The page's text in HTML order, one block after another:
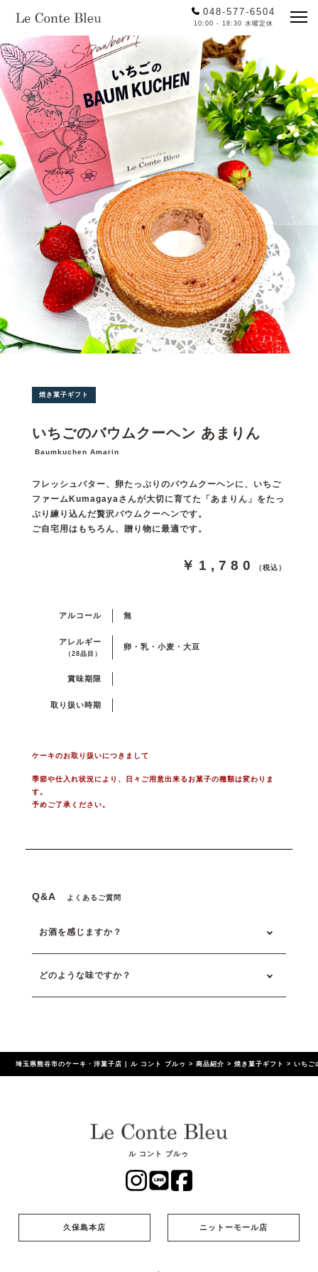
048-577-6504
10:00 - 18:30 水曜定休
焼き菓子ギフト
いちごのバウムクーヘン あまりん
Baumkuchen Amarin
フレッシュバター、卵たっぷりのバウムクーヘンに、いちご
ファームKumagayaさんが大切に育てた「あまりん」をたっ
ぷり練り込んだ贅沢バウムクーヘンです。
ご自宅用はもちろん、贈り物に最適です。
￥1,780 （税込）
アルコール 無
アレルギー
（28品目）
卵・乳・小麦・大豆
賞味期限
取り扱い時期
ケーキのお取り扱いにつきまして
季節や仕入れ状況により、日々ご用意出来るお菓子の種類は変わりま
す。
予めご了承ください。
Q&A よくあるご質問
お酒を感じますか？
どのような味ですか？
埼玉県熊谷市のケーキ・洋菓子店 | ル コント ブルゥ >商品紹介 >焼き菓子ギフト >いちご
ル コント ブルゥ
久保島本店 ニットーモール店